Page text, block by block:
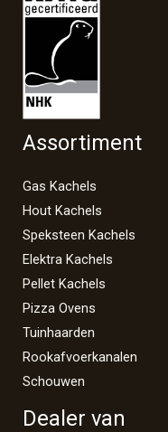
Assortiment
Gas Kachels
Hout Kachels
Speksteen Kachels
Elektra Kachels
Pellet Kachels
Pizza Ovens
Tuinhaarden
Rookafvoerkanalen
Schouwen
Dealer van